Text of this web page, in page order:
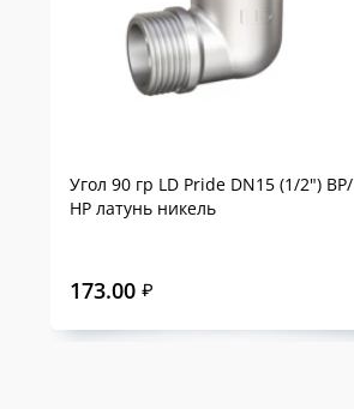
Угол 90 гр LD Pride DN15 (1/2") ВР/
НР латунь никель
173.00 ₽